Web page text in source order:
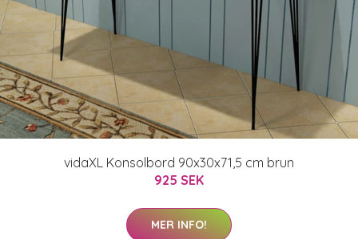
vidaXL Konsolbord 90x30x71,5 cm brun
925 SEK
MER INFO!